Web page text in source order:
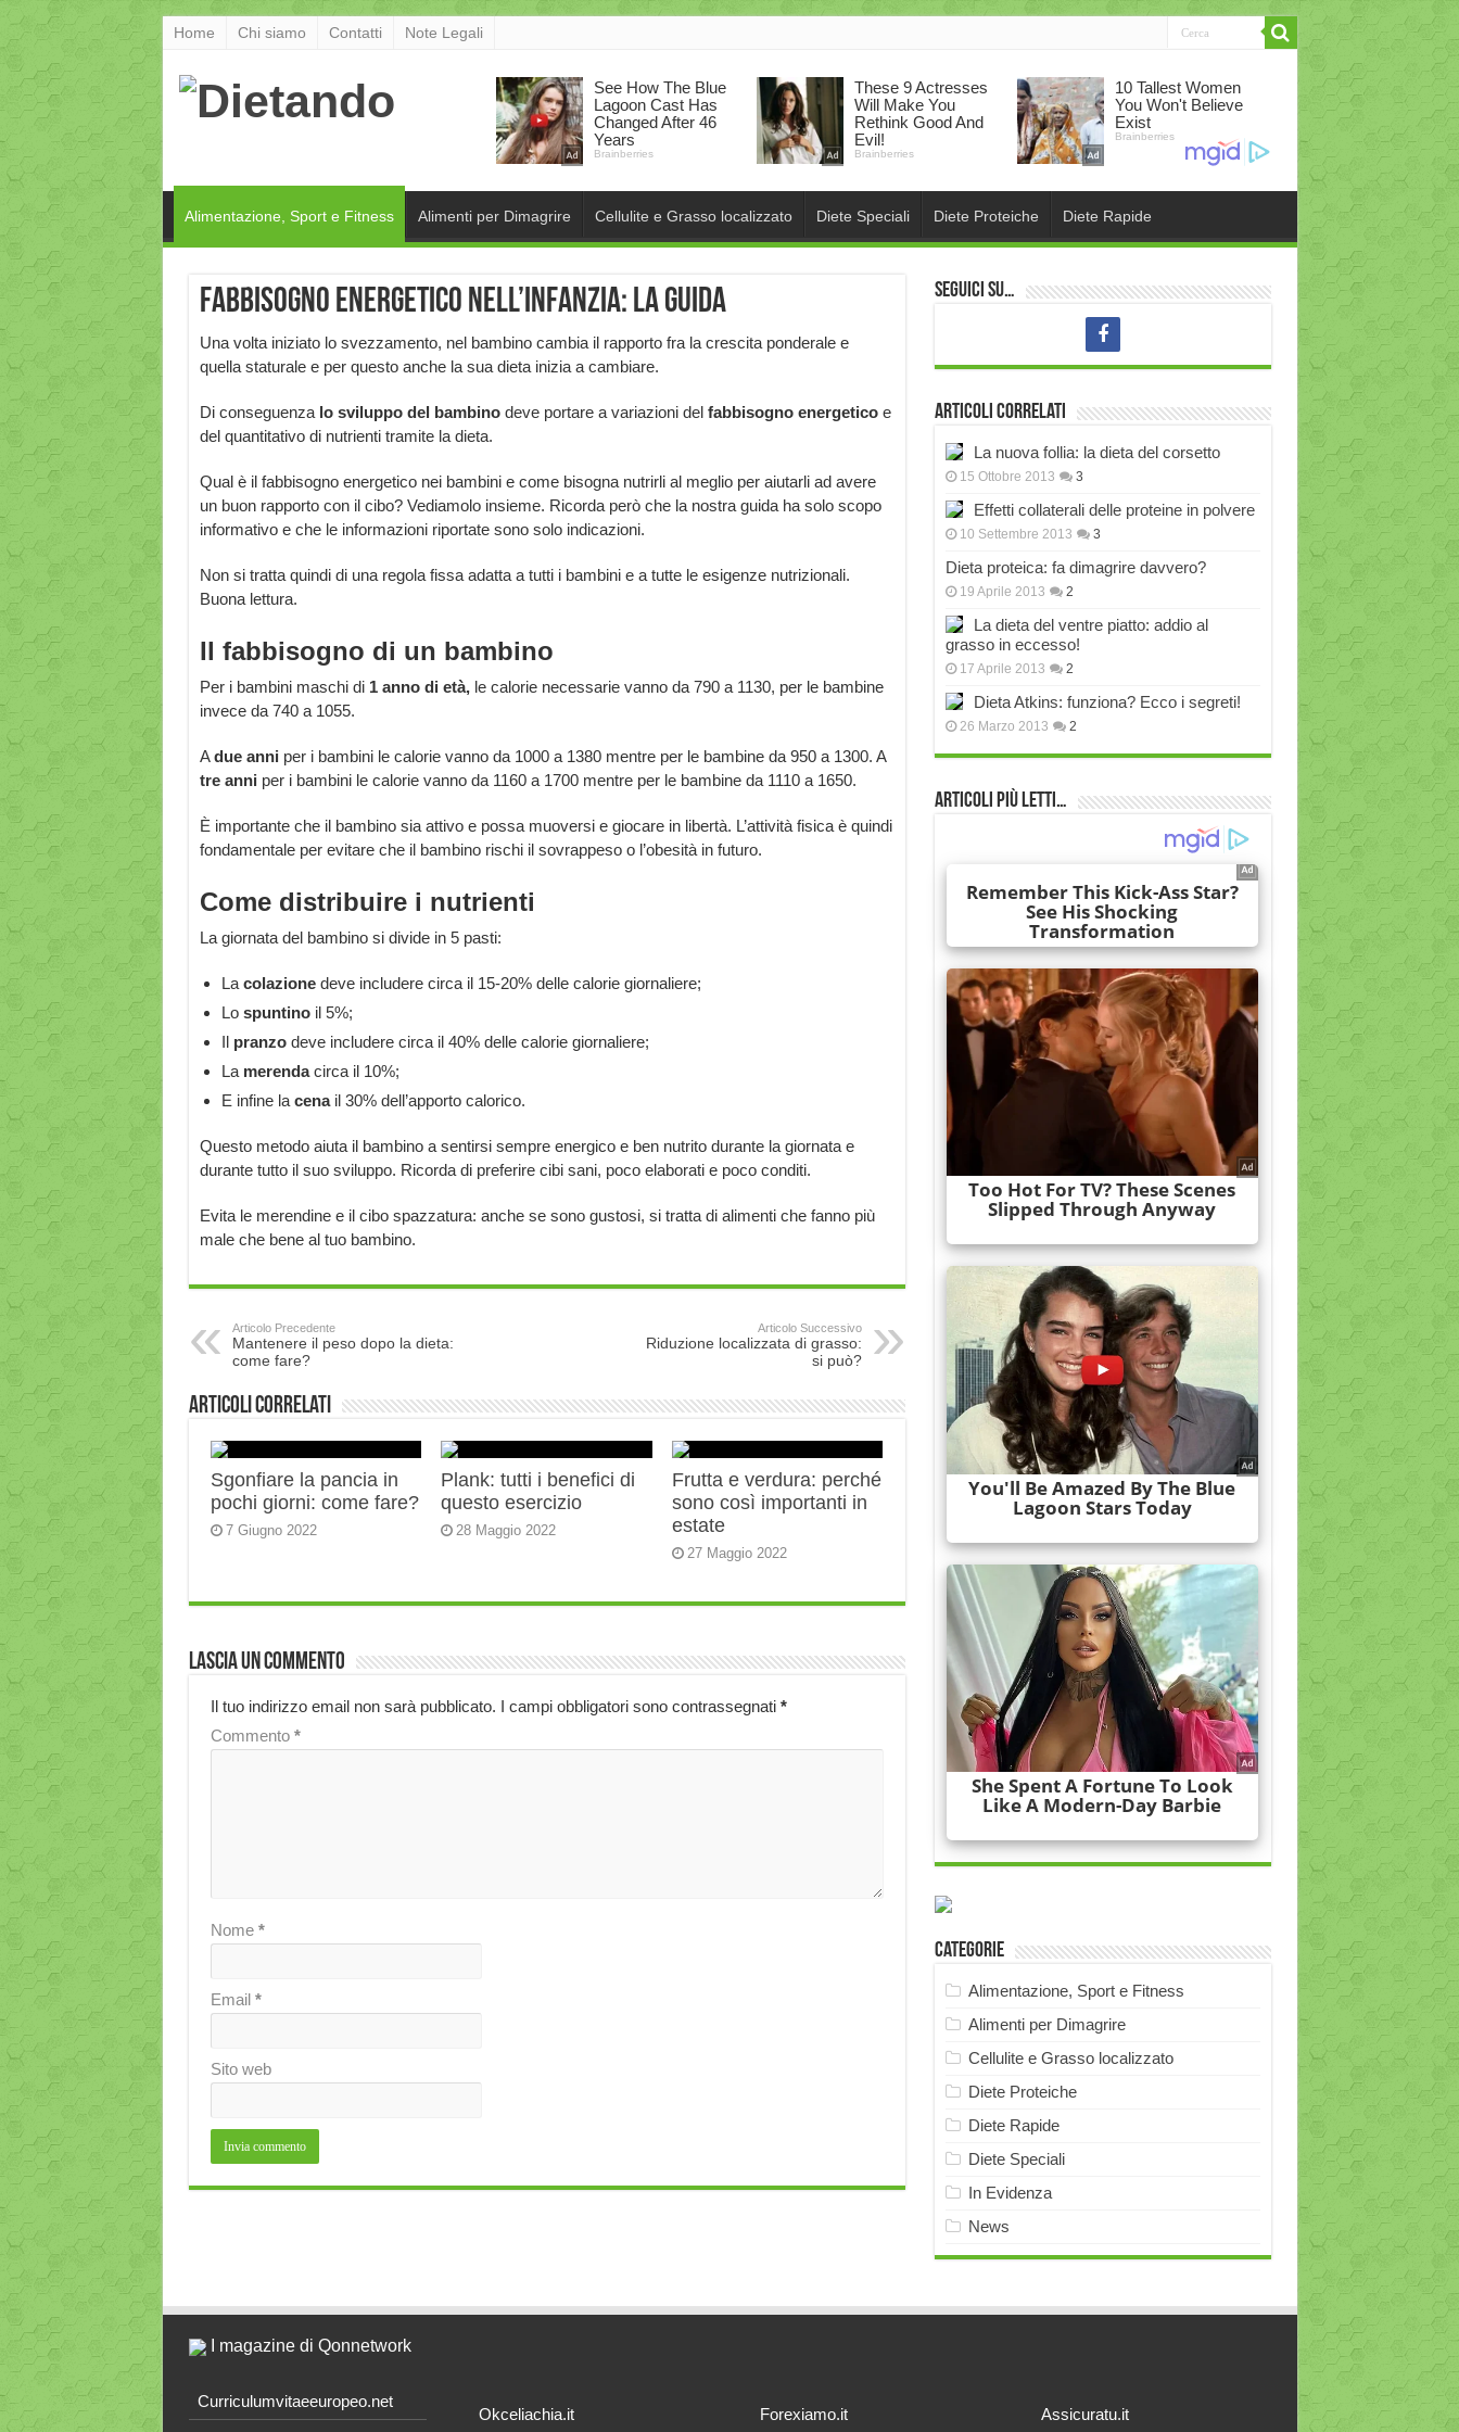
Home Chi siamo Contatti Note Legali
Alimentazione, Sport e Fitness Alimenti per Dimagrire Cellulite e Grasso localizzato Diete Speciali Diete Proteiche Diete Rapide
Fabbisogno energetico nell’infanzia: la guida
Una volta iniziato lo svezzamento, nel bambino cambia il rapporto fra la crescita ponderale e
quella staturale e per questo anche la sua dieta inizia a cambiare.
Di conseguenza lo sviluppo del bambinodeve portare a variazioni del fabbisogno energeticoe
del quantitativo di nutrienti tramite la dieta.
Qual è il fabbisogno energetico nei bambini e come bisogna nutrirli al meglio per aiutarli ad avere
un buon rapporto con il cibo? Vediamolo insieme. Ricorda però che la nostra guida ha solo scopo
informativo e che le informazioni riportate sono solo indicazioni.
Non si tratta quindi di una regola fissa adatta a tutti i bambini e a tutte le esigenze nutrizionali.
Buona lettura.
Il fabbisogno di un bambino
Per i bambini maschi di 1 anno di età,le calorie necessarie vanno da 790 a 1130, per le bambine
invece da 740 a 1055.
Adue anni per i bambini le calorie vanno da 1000 a 1380 mentre per le bambine da 950 a 1300. A
tre anni per i bambini le calorie vanno da 1160 a 1700 mentre per le bambine da 1110 a 1650.
È importante che il bambino sia attivo e possa muoversi e giocare in libertà. L’attività fisica è quindi
fondamentale per evitare che il bambino rischi il sovrappeso o l’obesità in futuro.
Come distribuire i nutrienti
La giornata del bambino si divide in 5 pasti:
La colazionedeve includere circa il 15-20% delle calorie giornaliere;
Lo spuntinoil 5%;
Il pranzodeve includere circa il 40% delle calorie giornaliere;
La merendacirca il 10%;
E infine la cenail 30% dell’apporto calorico.
Questo metodo aiuta il bambino a sentirsi sempre energico e ben nutrito durante la giornata e
durante tutto il suo sviluppo. Ricorda di preferire cibi sani, poco elaborati e poco conditi.
Evita le merendine e il cibo spazzatura: anche se sono gustosi, si tratta di alimenti che fanno più
male che bene al tuo bambino.
Articolo Precedente
Mantenere il peso dopo la dieta:
come fare?
Articolo Successivo
Riduzione localizzata di grasso:
si può?
Articoli correlati
Sgonfiare la pancia in
pochi giorni: come fare?
7 Giugno 2022
Plank: tutti i benefici di
questo esercizio
28 Maggio 2022
Frutta e verdura: perché
sono così importanti in
estate
27 Maggio 2022
Lascia un commento
Il tuo indirizzo email non sarà pubblicato. I campi obbligatori sono contrassegnati *
Commento *
Nome *
Email *
Sito web
Seguici su…
Articoli correlati
La nuova follia: la dieta del corsetto
15 Ottobre 2013 3
Effetti collaterali delle proteine in polvere
10 Settembre 2013 3
Dieta proteica: fa dimagrire davvero?
19 Aprile 2013 2
La dieta del ventre piatto: addio al
grasso in eccesso!
17 Aprile 2013 2
Dieta Atkins: funziona? Ecco i segreti!
26 Marzo 2013 2
Articoli più Letti…
Categorie
Alimentazione, Sport e Fitness
Alimenti per Dimagrire
Cellulite e Grasso localizzato
Diete Proteiche
Diete Rapide
Diete Speciali
In Evidenza
News
I magazine di Qonnetwork
Curriculumvitaeeuropeo.net
Okceliachia.it Forexiamo.it Assicuratu.it